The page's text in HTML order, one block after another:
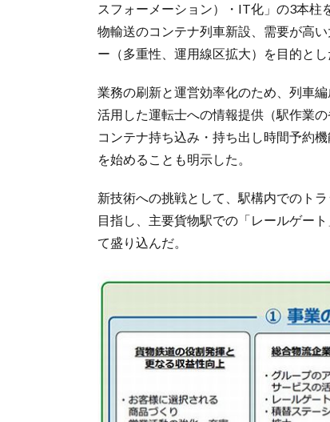
スフォーメーション）・IT化」の3本柱
物輸送のコンテナ列車新設、需要が高
ー（多重性、運用線区拡大）を目的と
業務の刷新と運営効率化のため、列車
活用した運転士への情報提供（駅作業
コンテナ持ち込み・持ち出し時間予約
を始めることも明示した。
新技術への挑戦として、駅構内でのト
目指し、主要貨物駅での「レールゲー
て盛り込んだ。